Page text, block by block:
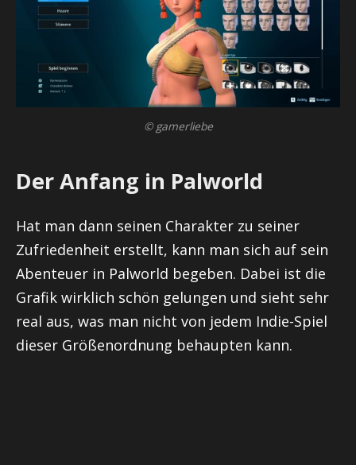
© gamerliebe
Der Anfang in Palworld
Hat man dann seinen Charakter zu seiner
Zufriedenheit erstellt, kann man sich auf sein
Abenteuer in Palworld begeben. Dabei ist die
Grafik wirklich schön gelungen und sieht sehr
real aus, was man nicht von jedem Indie-Spiel
dieser Größenordnung behaupten kann.